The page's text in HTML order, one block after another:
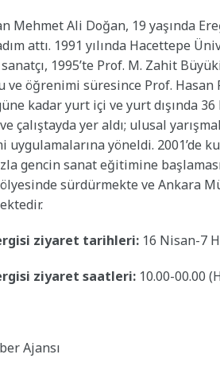
Mehmet Ali Doğan, 19 yaşında
attı. 1991 yılında Hacettepe
1995’te Prof. M. Zahit
öğrenimi süresince Prof. Hasan
kadar yurt içi ve yurt dışında
çalıştayda yer aldı; ulusal
uygulamalarına yöneldi. 2001’de
gencin sanat eğitimine
sürdürmekte ve Ankara
ziyaret tarihleri: 16 Nisan-7
ziyaret saatleri: 10.00-00.00
Ajansı